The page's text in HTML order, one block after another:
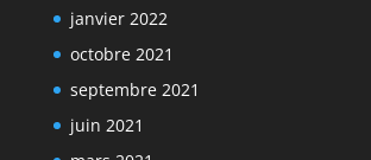
janvier 2022
octobre 2021
septembre 2021
juin 2021